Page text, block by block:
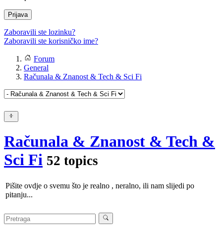
Prijava
Zaboravili ste lozinku?
Zaboravili ste korisničko ime?
Forum
General
Računala & Znanost & Tech & Sci Fi
Računala & Znanost & Tech &
Sci Fi 52 topics
Pišite ovdje o svemu što je realno , neralno, ili nam slijedi po
pitanju...